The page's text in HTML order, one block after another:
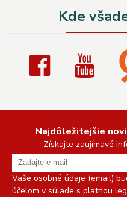
Kde
Najdôležitejšie
Získajte zaujímavé
Vaše osobné údaje (email)
účelom v súlade s platnou